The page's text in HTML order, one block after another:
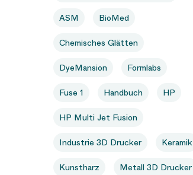
ASM BioMed
Chemisches Glätten
DyeMansion Formlabs
Fuse 1 Handbuch HP
HP Multi Jet Fusion
Industrie 3D Drucker Keramik
Kunstharz Metall 3D Drucker